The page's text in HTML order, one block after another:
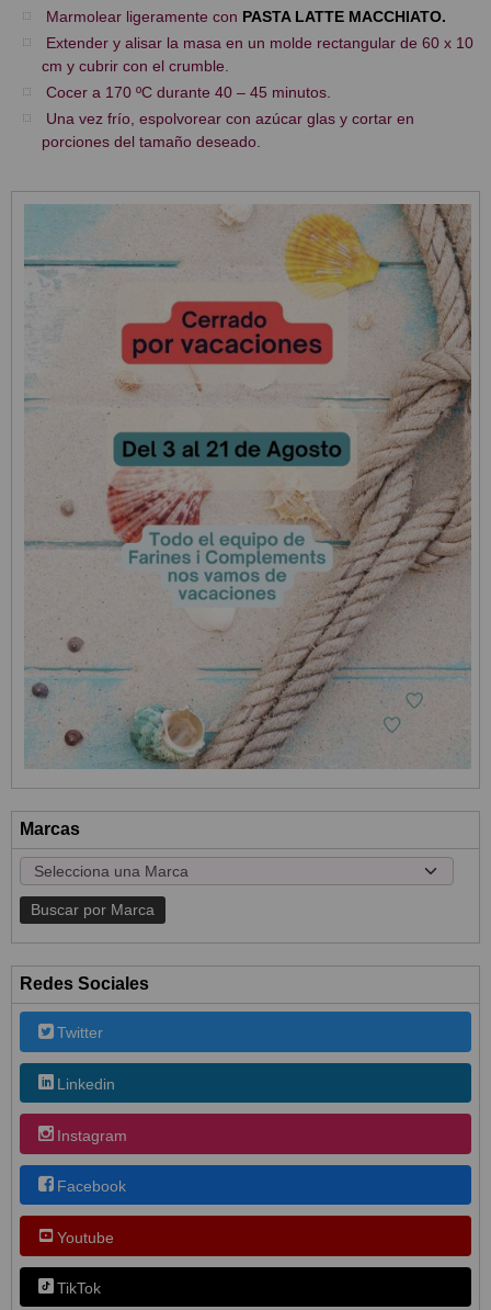
Marcas
Redes Sociales
Twitter
Linkedin
Instagram
Facebook
Youtube
TikTok
Marmolear ligeramente con PASTA LATTE MACCHIATO.
Extender y alisar la masa en un molde rectangular de 60 x 10
cm y cubrir con el crumble.
Cocer a 170 ºC durante 40 – 45 minutos.
Una vez frío, espolvorear con azúcar glas y cortar en
porciones del tamaño deseado.